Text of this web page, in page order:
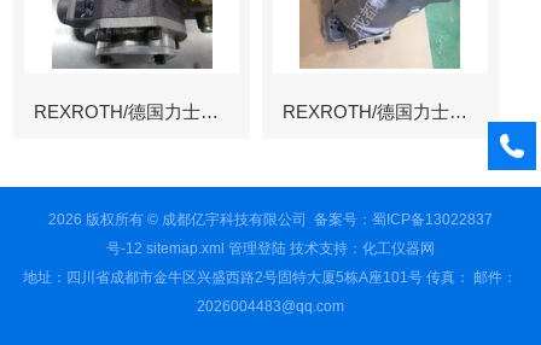
REXROTH/德国力士乐叶片泵 REXROTH/德国力士乐变量柱塞泵冶金
2026 版权所有 © 成都亿宇科技有限公司 备案号：蜀ICP备13022837
号-12 sitemap.xml 管理登陆技术支持： 化工仪器网
地址：四川省成都市金牛区兴盛西路2号固特大厦5栋A座101号 传真： 邮件：
2026004483@qq.com